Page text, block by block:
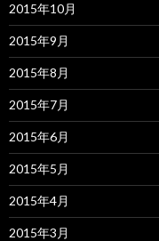
2015年10月
2015年9月
2015年8月
2015年7月
2015年6月
2015年5月
2015年4月
2015年3月